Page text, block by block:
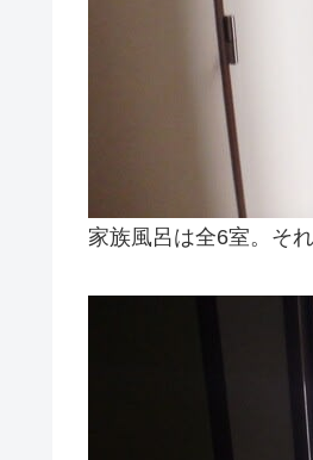
家族風呂は全6室。そ